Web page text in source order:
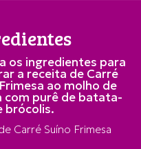
os ingredientes para
a receita de Carré
ao molho de
com purê de batata-
brócolis.
Carré Suíno Frimesa